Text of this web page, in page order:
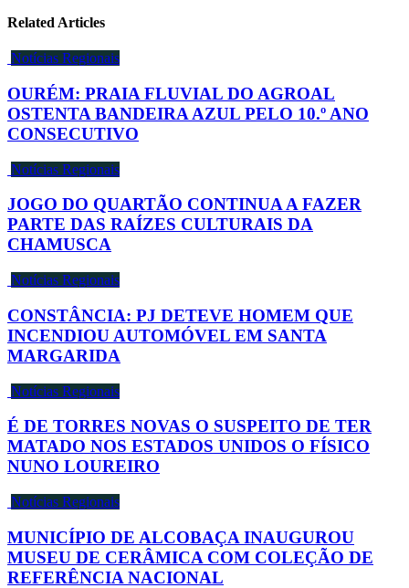
Related Articles
Notícias Regionais
OURÉM: PRAIA FLUVIAL DO AGROAL
OSTENTA BANDEIRA AZUL PELO 10.º ANO
CONSECUTIVO
Notícias Regionais
JOGO DO QUARTÃO CONTINUA A FAZER
PARTE DAS RAÍZES CULTURAIS DA
CHAMUSCA
Notícias Regionais
CONSTÂNCIA: PJ DETEVE HOMEM QUE
INCENDIOU AUTOMÓVEL EM SANTA
MARGARIDA
Notícias Regionais
É DE TORRES NOVAS O SUSPEITO DE TER
MATADO NOS ESTADOS UNIDOS O FÍSICO
NUNO LOUREIRO
Notícias Regionais
MUNICÍPIO DE ALCOBAÇA INAUGUROU
MUSEU DE CERÂMICA COM COLEÇÃO DE
REFERÊNCIA NACIONAL